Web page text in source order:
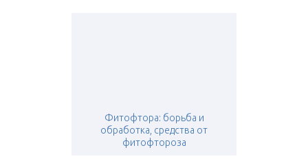
Фитофтора: борьба и
обработка, средства от
фитофтороза